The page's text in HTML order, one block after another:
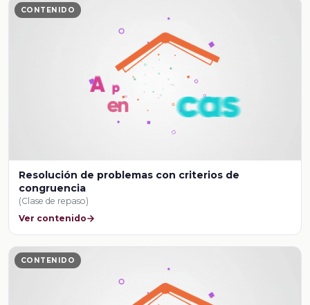
CONTENIDO
Resolución de problemas con criterios de
congruencia
(Clase de repaso)
Ver contenido
CONTENIDO